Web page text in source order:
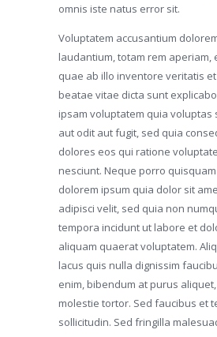
omnis iste natus error sit.
Voluptatem accusantium
laudantium, totam rem aperiam,
quae ab illo inventore veritatis
beatae vitae dicta sunt
ipsam voluptatem quia voluptas
aut odit aut fugit, sed quia
dolores eos qui ratione
nesciunt. Neque porro
dolorem ipsum quia dolor sit
adipisci velit, sed quia non
tempora incidunt ut labore et
aliquam quaerat voluptatem.
lacus quis nulla dignissim
enim, bibendum at purus
molestie tortor. Sed faucibus et
sollicitudin. Sed fringilla